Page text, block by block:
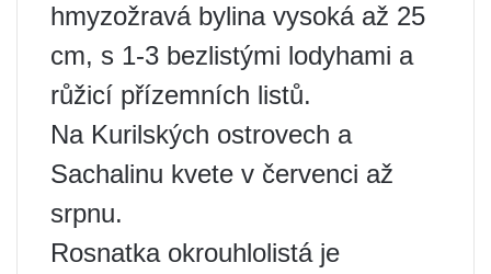
hmyzožravá bylina vysoká až 25
cm, s 1-3 bezlistými lodyhami a
růžicí přízemních listů.
Na Kurilských ostrovech a
Sachalinu kvete v červenci až
srpnu.
Rosnatka okrouhlolistá je